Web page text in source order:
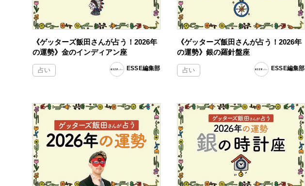
《ゲッターズ飯田さんが占う！2026年
の運勢》金のインディアン座
占い ESSE編集部
《ゲッターズ飯田さんが占う！2026年
の運勢》銀の羅針盤座
占い ESSE編集部